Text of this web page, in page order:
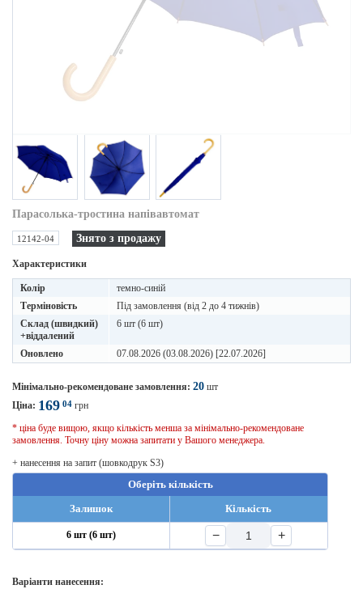
Парасолька-тростина напівавтомат
12142-04 Знято з продажу
Характеристики
Колір
темно-синій
Терміновість
Під замовлення (від 2 до 4 тижнів)
Склад (швидкий)
+віддалений
6 шт (6 шт)
Оновлено 07.08.2026 (03.08.2026) [22.07.2026]
Мінімально-рекомендоване замовлення: 20 шт
Ціна: 169 04 грн
* ціна буде вищою, якщо кількість менша за мінімально-рекомендоване
замовлення. Точну ціну можна запитати у Вашого менеджера.
+ нанесення на запит (шовкодрук S3)
Оберіть кількість
Залишок
Кількість
6 шт (6 шт) − +
Варіанти нанесення: